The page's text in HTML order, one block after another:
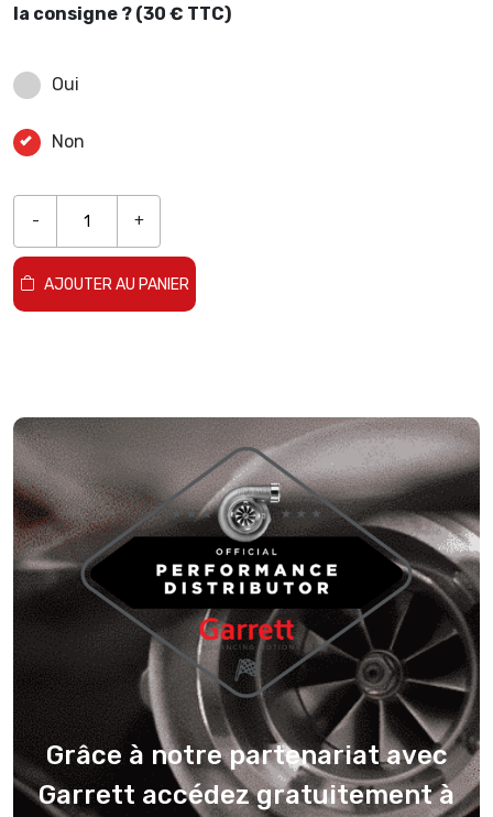
la consigne ? (30 € TTC)
Oui
Non
- +
AJOUTER AU PANIER
Grâce à notre partenariat avec
Garrett accédez gratuitement à